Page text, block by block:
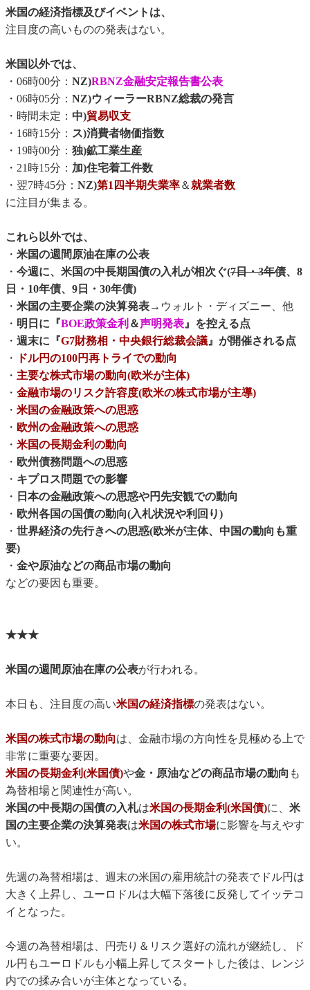
米国の経済指標及びイベントは、
注目度の高いものの発表はない。
米国以外では、
・06時00分： NZ)RBNZ金融安定報告書公表
・06時05分： NZ)ウィーラーRBNZ総裁の発言
・時間未定： 中)貿易収支
・16時15分： ス)消費者物価指数
・19時00分： 独)鉱工業生産
・21時15分： 加)住宅着工件数
・翌7時45分： NZ)第1四半期失業率＆就業者数
に注目が集まる。
これら以外では、
・ 米国の週間原油在庫の公表
・ 今週に、米国の中長期国債の入札が相次ぐ(7日・3年債、8
日・10年債、9日・30年債)
・ 米国の主要企業の決算発表→ウォルト・ディズニー、他
・ 明日に『BOE政策金利 ＆声明発表』を控える点
・ 週末に『G7財務相・中央銀行総裁会議』が開催される点
・
ドル円の100円再トライでの動向
・ 主要な株式市場の動向(欧米が主体)
・ 金融市場のリスク許容度(欧米の株式市場が主導)
・ 米国の金融政策への思惑
・ 欧州の金融政策への思惑
・ 米国の長期金利の動向
・ 欧州債務問題への思惑
・ キプロス問題での影響
・ 日本の金融政策への思惑や円先安観での動向
・ 欧州各国の国債の動向(入札状況や利回り)
・ 世界経済の先行きへの思惑(欧米が主体、中国の動向も重
要)
・ 金や原油などの商品市場の動向
などの要因も重要。
★★★
米国の週間原油在庫の公表が行われる。
本日も、注目度の高い米国の経済指標の発表はない。
米国の株式市場の動向は、金融市場の方向性を見極める上で
非常に重要な要因。
米国の長期金利(米国債)や金・原油などの商品市場の動向 も
為替相場と関連性が高い。
米国の中長期の国債の入札は米国の長期金利(米国債)に、 米
国の主要企業の決算発表は米国の株式市場に影響を与えやす
い。
先週の為替相場は、週末の米国の雇用統計の発表でドル円は
大きく上昇し、ユーロドルは大幅下落後に反発してイッテコ
イとなった。
今週の為替相場は、円売り＆リスク選好の流れが継続し、ド
ル円もユーロドルも小幅上昇してスタートした後は、レンジ
内での揉み合いが主体となっている。